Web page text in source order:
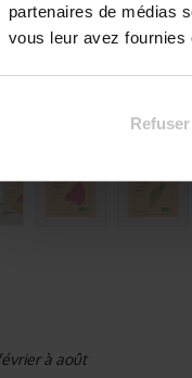
partenaires de médias
vous leur avez
Refuser
à août